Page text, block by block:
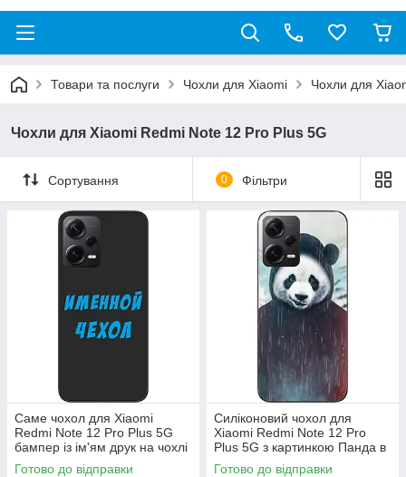
Товари та послуги Чохли для Xiaomi Чохли для
Чохли для Xiaomi Redmi Note 12 Pro Plus 5G
Сортування 0 Фільтри
Саме чохол для Xiaomi
Redmi Note 12 Pro Plus 5G
бампер із ім'ям друк на чохлі
Готово до відправки
Силіконовий чохол для
Xiaomi Redmi Note 12 Pro
Plus 5G з картинкою Панда в
капюшоні
Готово до відправки